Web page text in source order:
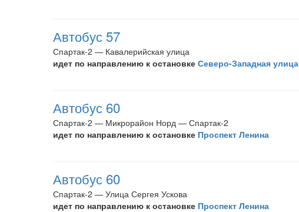
Автобус 57
Спартак-2 — Кавалерийская улица
идет по направлению к остановке Северо-Западная улица
Автобус 60
Спартак-2 — Микрорайон Норд — Спартак-2
идет по направлению к остановке Проспект Ленина
Автобус 60
Спартак-2 — Улица Сергея Ускова
идет по направлению к остановке Проспект Ленина